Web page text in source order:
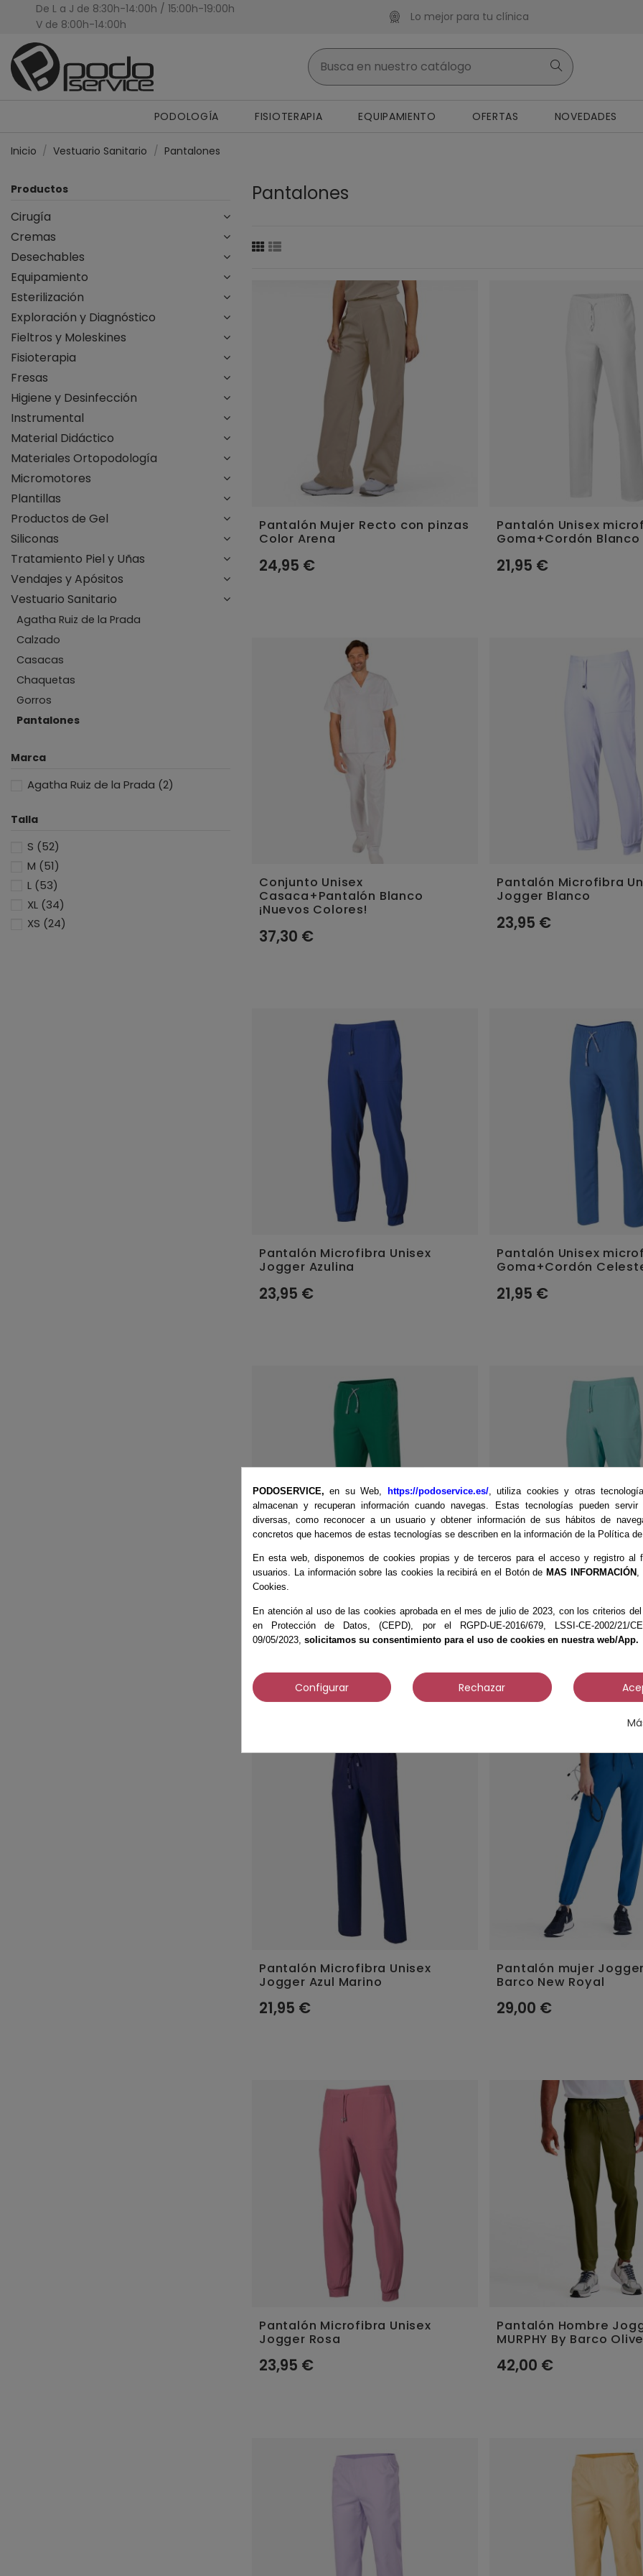
De L a J de 8:30h-14:00h / 15:00h-19:00h
V de 8:00h-14:00h
Presupuestos Personalizados Lo mejor para tu clínica
PODOLOGÍA FISIOTERAPIA EQUIPAMIENTO OFERTAS NOVEDADES
Inicio Vestuario Sanitario Pantalones
Pantalones
Pantalón Mujer Recto con pinzas
Color Arena
24,95 €
Pantalón Unisex
Goma+Cordón Blanco
21,95 €
Conjunto Unisex
Casaca+Pantalón Blanco
¡Nuevos Colores!
37,30 €
Pantalón Microfibra
Jogger Blanco
23,95 €
Pantalón Microfibra Unisex
Jogger Azulina
23,95 €
Pantalón Unisex
Goma+Cordón
21,95 €
Pantalón Unisex microfibra
Goma+Cordón Verde
21,95 €
Pantalón Microfibra
Jogger Verde Agua
Pantalón Microfibra Unisex
Jogger Azul Marino
21,95 €
Pantalón mujer Jogger
Barco New Royal
29,00 €
Pantalón Microfibra Unisex
Jogger Rosa
23,95 €
Pantalón Hombre
MURPHY By Barco Olive
42,00 €
Productos
Cirugía
Cremas
Desechables
Equipamiento
Esterilización
Exploración y Diagnóstico
Fieltros y Moleskines
Fisioterapia
Fresas
Higiene y Desinfección
Instrumental
Material Didáctico
Materiales Ortopodología
Micromotores
Plantillas
Productos de Gel
Siliconas
Tratamiento Piel y Uñas
Vendajes y Apósitos
Vestuario Sanitario
Agatha Ruiz de la Prada
Calzado
Casacas
Chaquetas
Gorros
Pantalones
Marca
Agatha Ruiz de la Prada (2)
Talla
S (52)
M (51)
L (53)
XL (34)
XS (24)
PODOSERVICE,en su Web, https://podoservice.es/, utiliza cookies y otras
almacenan y recuperan información cuando navegas. Estas tecnologías pueden servir
diversas, como reconocer a un usuario y obtener información de sus hábitos de
concretos que hacemos de estas tecnologías se describen en la información de la Política de
En esta web, disponemos de cookies propias y de terceros para el acceso y registro al
usuarios. La información sobre las cookies la recibirá en el Botón de MAS INFORMACIÓN ,
Cookies.
En atención al uso de las cookies aprobada en el mes de julio de 2023, con los criterios
en Protección de Datos, (CEPD), por el RGPD-UE-2016/679, LSSI-CE-2002/21/
09/05/2023, solicitamos su consentimiento para el uso de cookies en nuestra web/App.
Configurar Rechazar